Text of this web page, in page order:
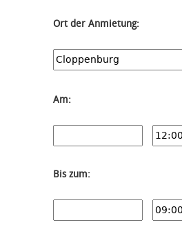
Ort der Anmietung:
Am:
Bis zum: